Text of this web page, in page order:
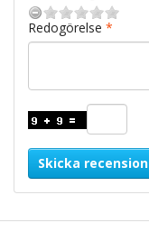
Redogörelse
Skicka recension